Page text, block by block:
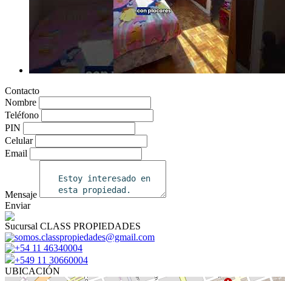
Contacto
Nombre
Teléfono
PIN
Celular
Email
Mensaje
Enviar
Sucursal CLASS PROPIEDADES
somos.classpropiedades@gmail.com
+54 11 46340004
+549 11 30660004
UBICACIÓN